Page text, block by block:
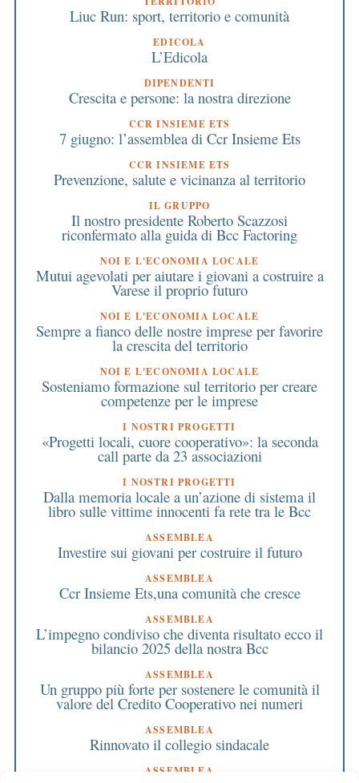
Liuc Run: sport, territorio e comunità
EDICOLA
L’Edicola
DIPENDENTI
Crescita e persone: la nostra direzione
CCR INSIEME ETS
7 giugno: l’assemblea di Ccr Insieme Ets
CCR INSIEME ETS
Prevenzione, salute e vicinanza al territorio
IL GRUPPO
Il nostro presidente Roberto Scazzosi
riconfermato alla guida di Bcc Factoring
NOI E L'ECONOMIA LOCALE
Mutui agevolati per aiutare i giovani a costruire a
Varese il proprio futuro
NOI E L'ECONOMIA LOCALE
Sempre a fianco delle nostre imprese per favorire
la crescita del territorio
NOI E L'ECONOMIA LOCALE
Sosteniamo formazione sul territorio per creare
competenze per le imprese
I NOSTRI PROGETTI
«Progetti locali, cuore cooperativo»: la seconda
call parte da 23 associazioni
I NOSTRI PROGETTI
Dalla memoria locale a un’azione di sistema il
libro sulle vittime innocenti fa rete tra le Bcc
ASSEMBLEA
Investire sui giovani per costruire il futuro
ASSEMBLEA
Ccr Insieme Ets,una comunità che cresce
ASSEMBLEA
L’impegno condiviso che diventa risultato ecco il
bilancio 2025 della nostra Bcc
ASSEMBLEA
Un gruppo più forte per sostenere le comunità il
valore del Credito Cooperativo nei numeri
ASSEMBLEA
Rinnovato il collegio sindacale
ASSEMBLEA